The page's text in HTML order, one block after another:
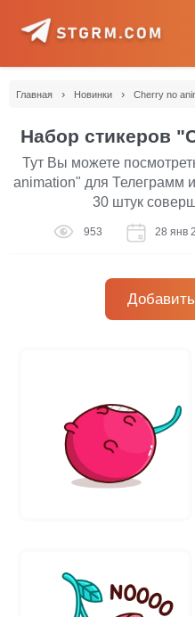
Главная › Новинки › Cherry no
Набор стикеров
Тут Вы можете
animation" для Телеграмм
30 штук
953 28 янв